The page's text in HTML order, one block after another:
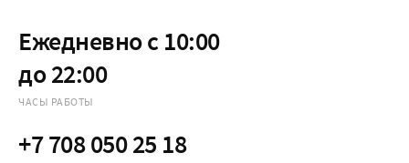
Ежедневно с 10:00
до 22:00
ЧАСЫ РАБОТЫ
+7 708 050 25 18